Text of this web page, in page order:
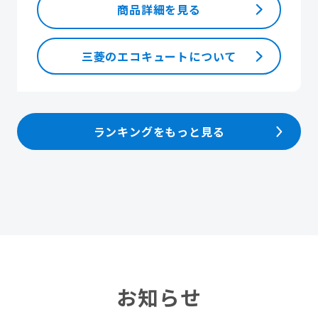
商品詳細を見る
三菱のエコキュートについて
ランキングをもっと見る
お知らせ